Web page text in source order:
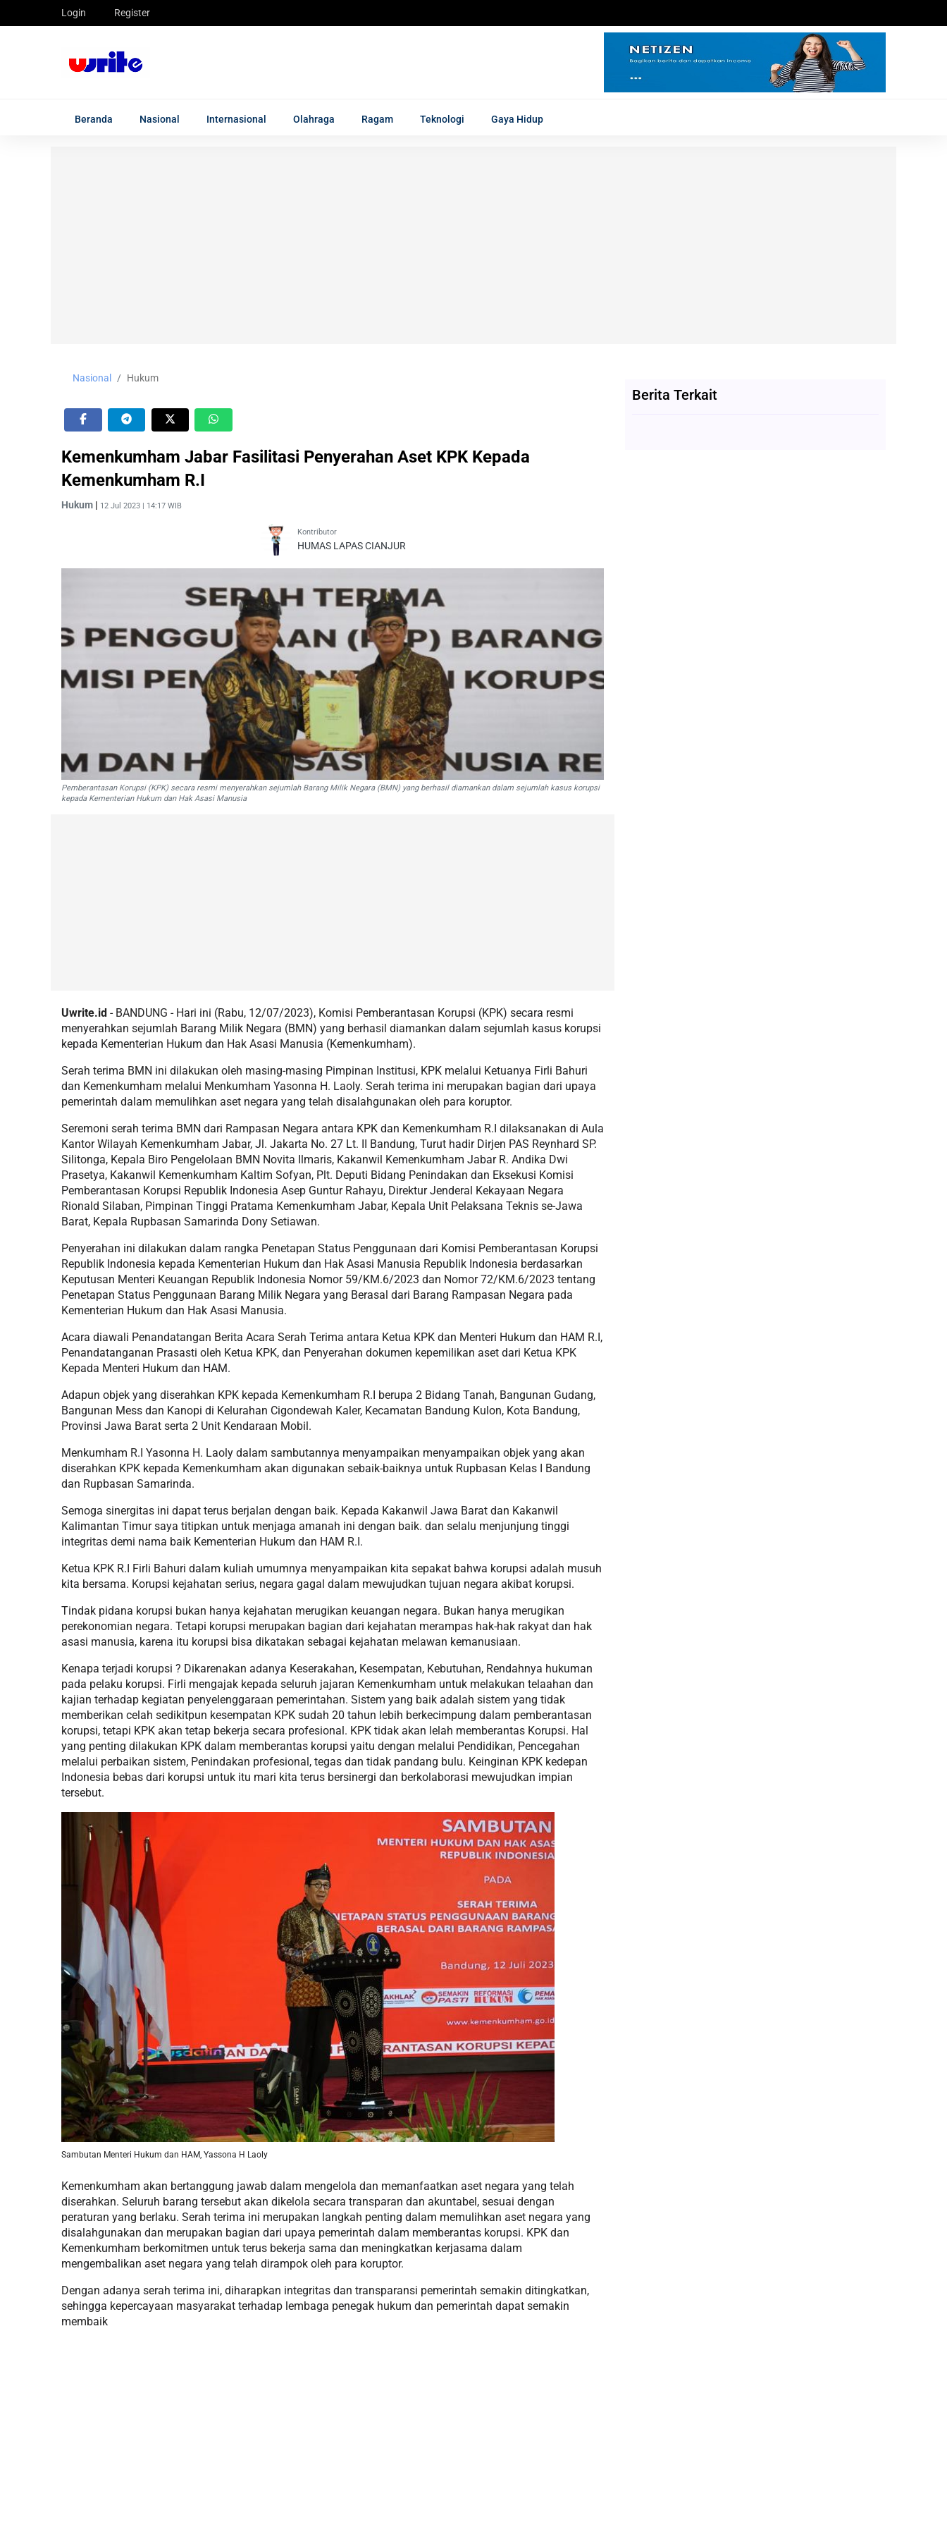
Login Register
Beranda Nasional Internasional Olahraga Ragam Teknologi Gaya Hidup
Nasional Hukum
Kemenkumham Jabar Fasilitasi Penyerahan Aset KPK Kepada
Kemenkumham R.I
Hukum | 12 Jul 2023 | 14:17 WIB
Kontributor
HUMAS LAPAS CIANJUR
Pemberantasan Korupsi (KPK) secara resmi menyerahkan sejumlah Barang Milik Negara (BMN) yang berhasil diamankan dalam sejumlah kasus korupsi
kepada Kementerian Hukum dan Hak Asasi Manusia
Uwrite.id - BANDUNG - Hari ini (Rabu, 12/07/2023), Komisi Pemberantasan Korupsi (KPK) secara resmi
menyerahkan sejumlah Barang Milik Negara (BMN) yang berhasil diamankan dalam sejumlah kasus korupsi
kepada Kementerian Hukum dan Hak Asasi Manusia (Kemenkumham).
Serah terima BMN ini dilakukan oleh masing-masing Pimpinan Institusi, KPK melalui Ketuanya Firli Bahuri
dan Kemenkumham melalui Menkumham Yasonna H. Laoly. Serah terima ini merupakan bagian dari upaya
pemerintah dalam memulihkan aset negara yang telah disalahgunakan oleh para koruptor.
Seremoni serah terima BMN dari Rampasan Negara antara KPK dan Kemenkumham R.I dilaksanakan di Aula
Kantor Wilayah Kemenkumham Jabar, Jl. Jakarta No. 27 Lt. II Bandung, Turut hadir Dirjen PAS Reynhard SP.
Silitonga, Kepala Biro Pengelolaan BMN Novita Ilmaris, Kakanwil Kemenkumham Jabar R. Andika Dwi
Prasetya, Kakanwil Kemenkumham Kaltim Sofyan, Plt. Deputi Bidang Penindakan dan Eksekusi Komisi
Pemberantasan Korupsi Republik Indonesia Asep Guntur Rahayu, Direktur Jenderal Kekayaan Negara
Rionald Silaban, Pimpinan Tinggi Pratama Kemenkumham Jabar, Kepala Unit Pelaksana Teknis se-Jawa
Barat, Kepala Rupbasan Samarinda Dony Setiawan.
Penyerahan ini dilakukan dalam rangka Penetapan Status Penggunaan dari Komisi Pemberantasan Korupsi
Republik Indonesia kepada Kementerian Hukum dan Hak Asasi Manusia Republik Indonesia berdasarkan
Keputusan Menteri Keuangan Republik Indonesia Nomor 59/KM.6/2023 dan Nomor 72/KM.6/2023 tentang
Penetapan Status Penggunaan Barang Milik Negara yang Berasal dari Barang Rampasan Negara pada
Kementerian Hukum dan Hak Asasi Manusia.
Acara diawali Penandatangan Berita Acara Serah Terima antara Ketua KPK dan Menteri Hukum dan HAM R.I,
Penandatanganan Prasasti oleh Ketua KPK, dan Penyerahan dokumen kepemilikan aset dari Ketua KPK
Kepada Menteri Hukum dan HAM.
Adapun objek yang diserahkan KPK kepada Kemenkumham R.I berupa 2 Bidang Tanah, Bangunan Gudang,
Bangunan Mess dan Kanopi di Kelurahan Cigondewah Kaler, Kecamatan Bandung Kulon, Kota Bandung,
Provinsi Jawa Barat serta 2 Unit Kendaraan Mobil.
Menkumham R.I Yasonna H. Laoly dalam sambutannya menyampaikan menyampaikan objek yang akan
diserahkan KPK kepada Kemenkumham akan digunakan sebaik-baiknya untuk Rupbasan Kelas I Bandung
dan Rupbasan Samarinda.
Semoga sinergitas ini dapat terus berjalan dengan baik. Kepada Kakanwil Jawa Barat dan Kakanwil
Kalimantan Timur saya titipkan untuk menjaga amanah ini dengan baik. dan selalu menjunjung tinggi
integritas demi nama baik Kementerian Hukum dan HAM R.I.
Ketua KPK R.I Firli Bahuri dalam kuliah umumnya menyampaikan kita sepakat bahwa korupsi adalah musuh
kita bersama. Korupsi kejahatan serius, negara gagal dalam mewujudkan tujuan negara akibat korupsi.
Tindak pidana korupsi bukan hanya kejahatan merugikan keuangan negara. Bukan hanya merugikan
perekonomian negara. Tetapi korupsi merupakan bagian dari kejahatan merampas hak-hak rakyat dan hak
asasi manusia, karena itu korupsi bisa dikatakan sebagai kejahatan melawan kemanusiaan.
Kenapa terjadi korupsi ? Dikarenakan adanya Keserakahan, Kesempatan, Kebutuhan, Rendahnya hukuman
pada pelaku korupsi. Firli mengajak kepada seluruh jajaran Kemenkumham untuk melakukan telaahan dan
kajian terhadap kegiatan penyelenggaraan pemerintahan. Sistem yang baik adalah sistem yang tidak
memberikan celah sedikitpun kesempatan KPK sudah 20 tahun lebih berkecimpung dalam pemberantasan
korupsi, tetapi KPK akan tetap bekerja secara profesional. KPK tidak akan lelah memberantas Korupsi. Hal
yang penting dilakukan KPK dalam memberantas korupsi yaitu dengan melalui Pendidikan, Pencegahan
melalui perbaikan sistem, Penindakan profesional, tegas dan tidak pandang bulu. Keinginan KPK kedepan
Indonesia bebas dari korupsi untuk itu mari kita terus bersinergi dan berkolaborasi mewujudkan impian
tersebut.
Sambutan Menteri Hukum dan HAM, Yassona H Laoly
Kemenkumham akan bertanggung jawab dalam mengelola dan memanfaatkan aset negara yang telah
diserahkan. Seluruh barang tersebut akan dikelola secara transparan dan akuntabel, sesuai dengan
peraturan yang berlaku. Serah terima ini merupakan langkah penting dalam memulihkan aset negara yang
disalahgunakan dan merupakan bagian dari upaya pemerintah dalam memberantas korupsi. KPK dan
Kemenkumham berkomitmen untuk terus bekerja sama dan meningkatkan kerjasama dalam
mengembalikan aset negara yang telah dirampok oleh para koruptor.
Dengan adanya serah terima ini, diharapkan integritas dan transparansi pemerintah semakin ditingkatkan,
sehingga kepercayaan masyarakat terhadap lembaga penegak hukum dan pemerintah dapat semakin
membaik
Berita Terkait